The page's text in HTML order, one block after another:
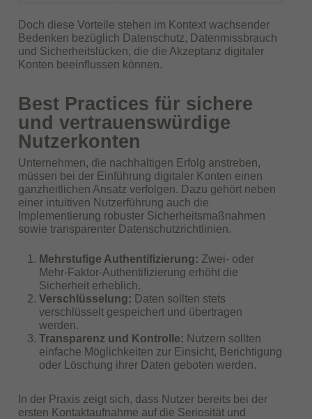
Doch diese Vorteile stehen im Kontext wachsender
Bedenken bezüglich Datenschutz, Datenmissbrauch
und Sicherheitslücken, die die Akzeptanz digitaler
Konten beeinflussen können.
Best Practices für sichere
und vertrauenswürdige
Nutzerkonten
Unternehmen, die nachhaltigen Erfolg anstreben,
müssen bei der Einführung digitaler Konten einen
ganzheitlichen Ansatz verfolgen. Dazu gehört neben
einer intuitiven Nutzerführung auch die
Implementierung robuster Sicherheitsmaßnahmen
sowie transparenter Datenschutzrichtlinien.
Mehrstufige Authentifizierung: Zwei- oder
Mehr-Faktor-Authentifizierung erhöht die
Sicherheit erheblich.
Verschlüsselung: Daten sollten stets
verschlüsselt gespeichert und übertragen
werden.
Transparenz und Kontrolle: Nutzern sollten
einfache Möglichkeiten zur Einsicht, Berichtigung
oder Löschung ihrer Daten geboten werden.
In der Praxis zeigt sich, dass Nutzer bereits bei der
ersten Kontaktaufnahme auf die Seriosität und